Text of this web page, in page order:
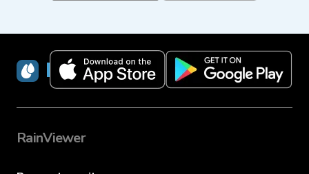
RainViewer
RainViewer